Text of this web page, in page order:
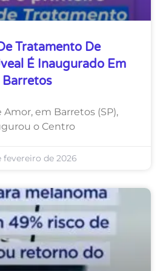
Tratamento De
É Inaugurado Em
Barretos
Amor, em Barretos (SP),
o Centro
fevereiro de 2026